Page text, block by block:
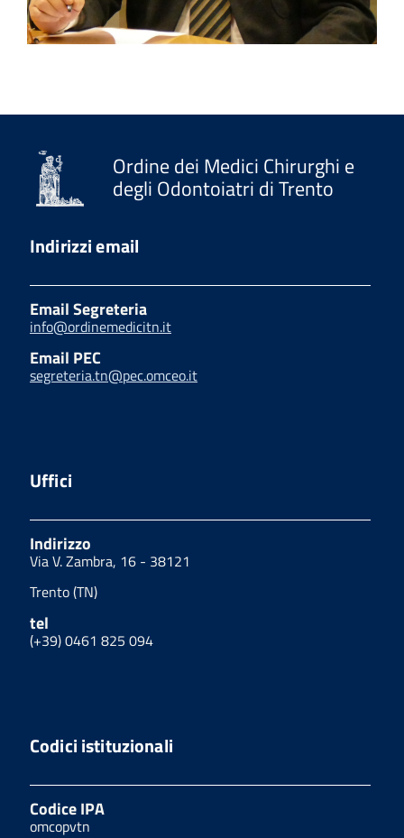
Ordine dei Medici Chirurghi e
degli Odontoiatri di Trento
Indirizzi email
Email Segreteria
info@ordinemedicitn.it
Email PEC
segreteria.tn@pec.omceo.it
Uffici
Indirizzo
Via V. Zambra, 16 - 38121
Trento (TN)
tel
(+39) 0461 825 094
Codici istituzionali
Codice IPA
omcopvtn